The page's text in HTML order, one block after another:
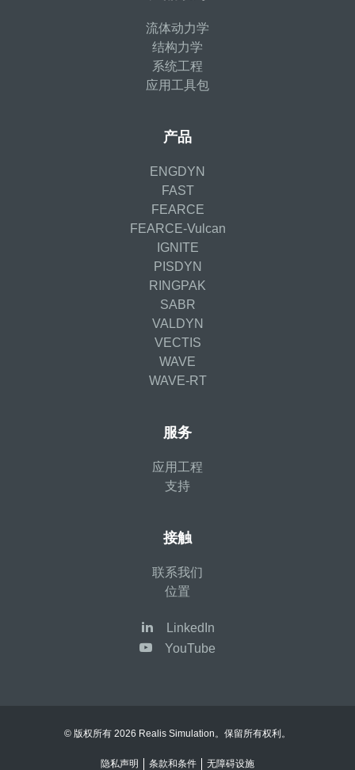
流体动力学
结构力学
系统工程
应用工具包
产品
ENGDYN
FAST
FEARCE
FEARCE-Vulcan
IGNITE
PISDYN
RINGPAK
SABR
VALDYN
VECTIS
WAVE
WAVE-RT
服务
应用工程
支持
接触
联系我们
位置
LinkedIn
YouTube
© 版权所有 2026 Realis Simulation。保留所有权利。
隐私声明 条款和条件 无障碍设施